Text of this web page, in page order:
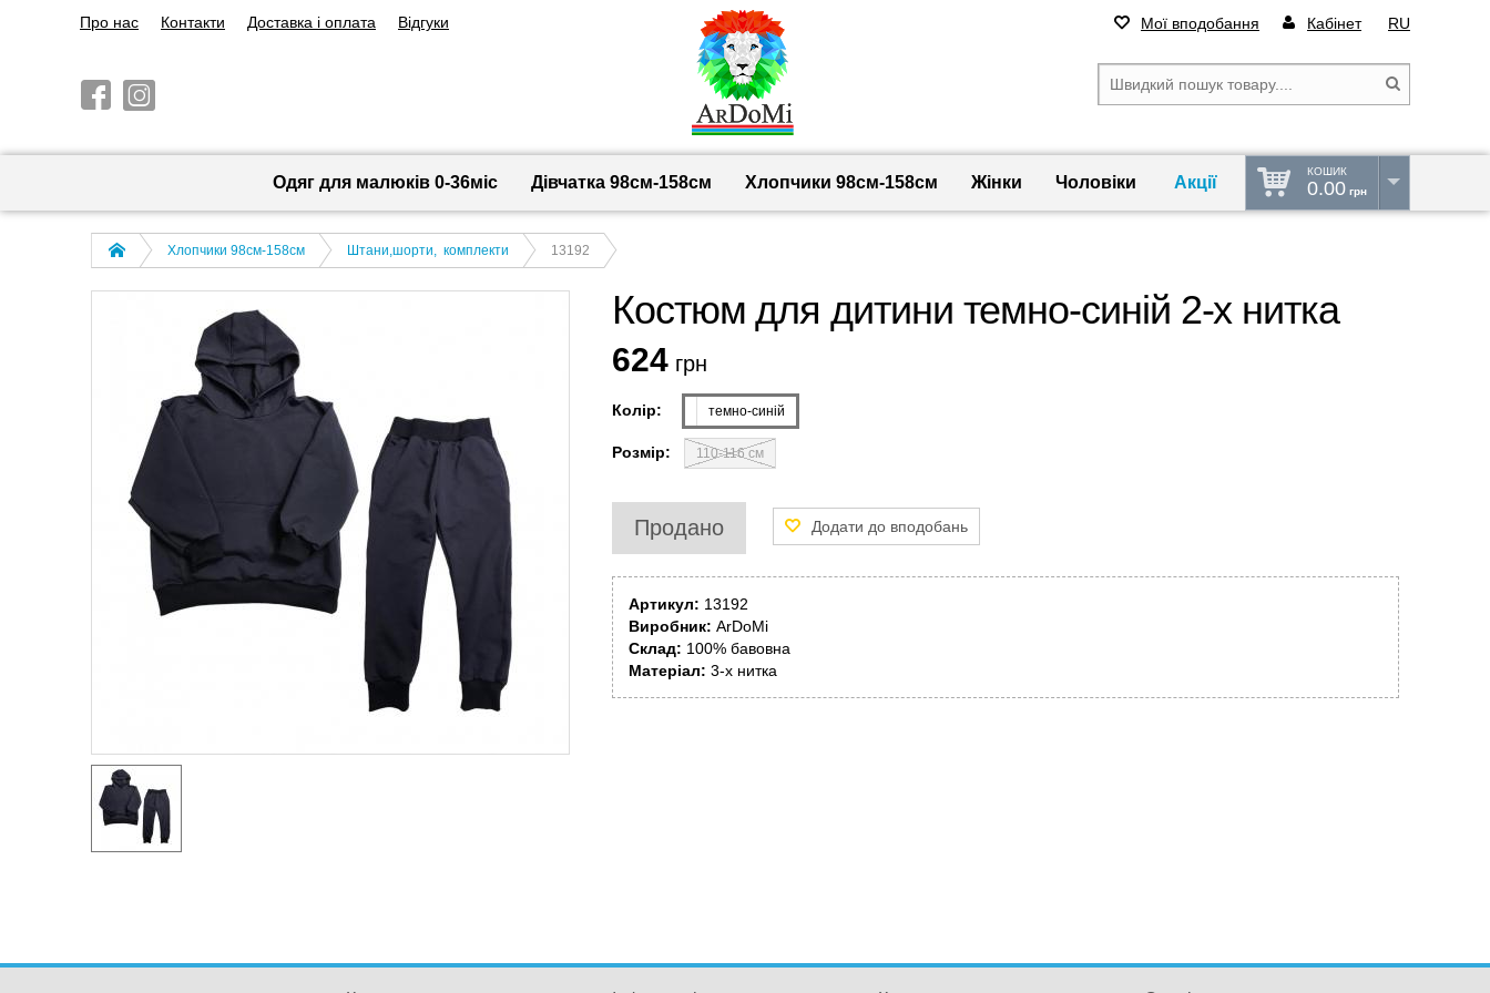
Про нас Контакти Доставка і оплата Відгуки Мої вподобання Кабінет RU
Одяг для малюків 0-36міс Дівчатка 98cм-158см Хлопчики 98см-158см Жінки Чоловіки Акції
КОШИК
0.00 грн
Хлопчики 98см-158см Штани,шорти, комплекти 13192
Костюм для дитини темно-синій 2-х нитка
624 грн
Колір: темно-синій
Розмір: 110-116 см
Продано
Артикул: 13192
Виробник: ArDoMi
Склад: 100% бавовна
Матеріал: 3-х нитка